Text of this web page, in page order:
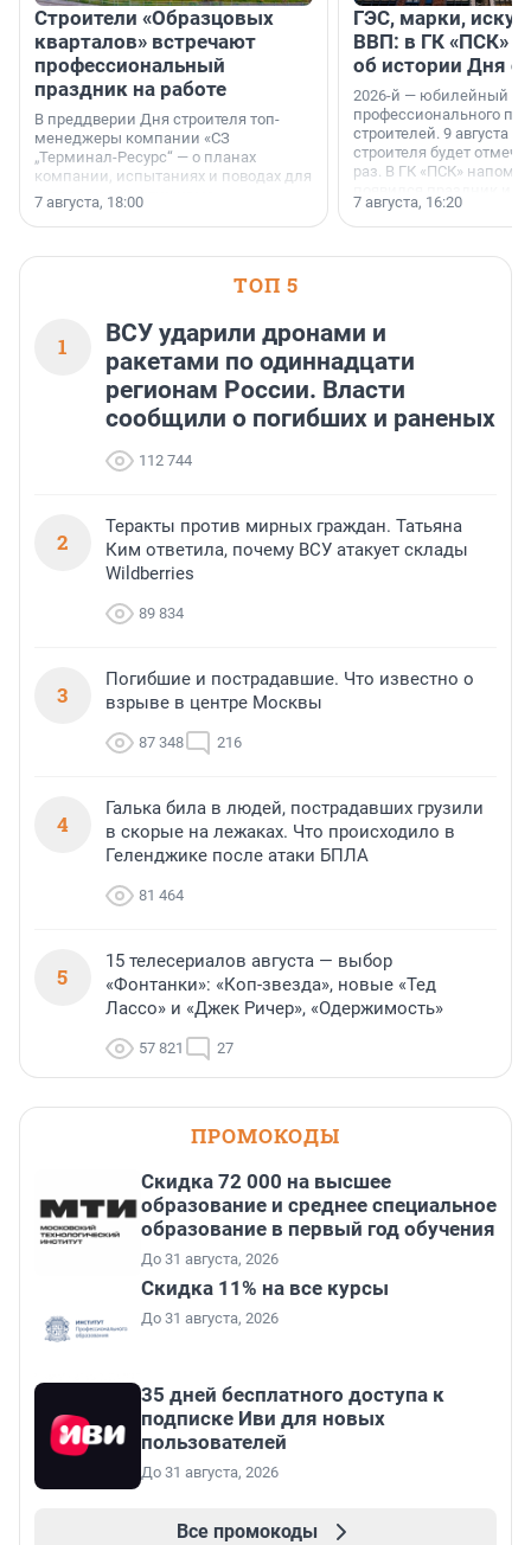
Строители «Образцовых
кварталов» встречают
профессиональный
праздник на работе
В преддверии Дня строителя топ-
менеджеры компании «СЗ
„Терминал-Ресурс“ — о планах
компании, испытаниях и поводах для
осторожного оптимизма.
7 августа, 18:00
ГЭС, марки,
ВВП: в ГК «ПСК»
об истории Дня
2026-й — юбилейный
профессионального
строителей. 9 августа
строителя будет
раз. В ГК «ПСК»
поменялась роль
7 августа, 16:20
ТОП 5
1
ВСУ ударили дронами и
ракетами по одиннадцати
регионам России. Власти
сообщили о погибших и раненых
112 744
2
Теракты против мирных граждан. Татьяна
Ким ответила, почему ВСУ атакует склады
Wildberries
89 834
3
Погибшие и пострадавшие. Что известно о
взрыве в центре Москвы
87 348 216
4
Галька била в людей, пострадавших грузили
в скорые на лежаках. Что происходило в
Геленджике после атаки БПЛА
81 464
5
15 телесериалов августа — выбор
«Фонтанки»: «Коп-звезда», новые «Тед
Лассо» и «Джек Ричер», «Одержимость»
57 821 27
ПРОМОКОДЫ
Скидка 72 000 на высшее
образование и среднее специальное
образование в первый год обучения
До 31 августа, 2026
Скидка 11% на все курсы
До 31 августа, 2026
35 дней бесплатного доступа к
подписке Иви для новых
пользователей
До 31 августа, 2026
Все промокоды